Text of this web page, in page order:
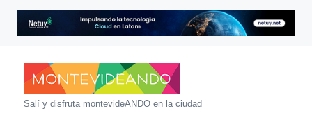
m
Salí y disfruta montevideANDO en la ciudad